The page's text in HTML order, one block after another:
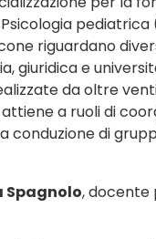
pediatrica
riguardano
giuridica e
da oltre
a ruoli di
conduzione di
Spagnolo, docente